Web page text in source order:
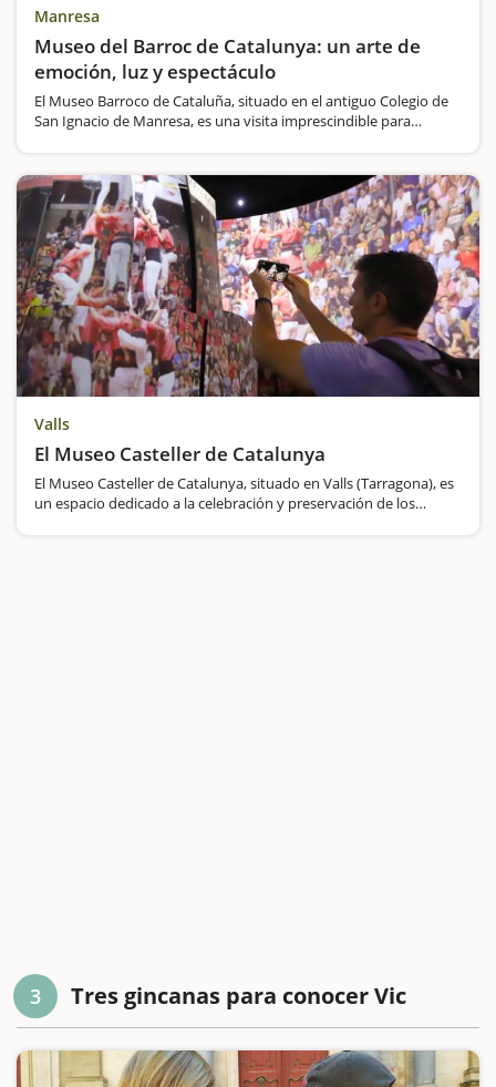
Manresa
Museo del Barroc de Catalunya: un arte de
emoción, luz y espectáculo
El Museo Barroco de Cataluña, situado en el antiguo Colegio de
San Ignacio de Manresa, es una visita imprescindible para
Valls
El Museo Casteller de Catalunya
El Museo Casteller de Catalunya, situado en Valls (Tarragona), es
un espacio dedicado a la celebración y preservación de los
3 Tres gincanas para conocer Vic